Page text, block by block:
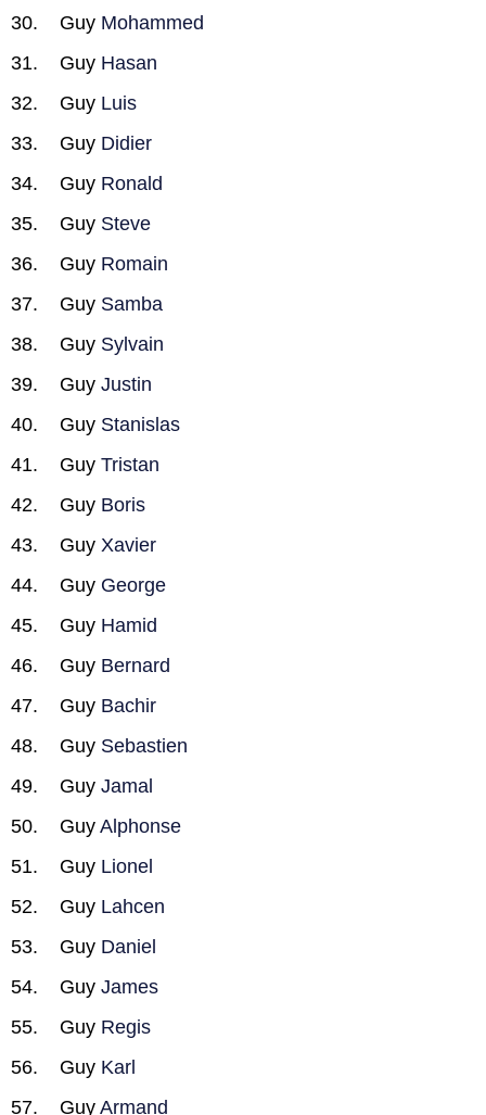
Guy Mohammed
Guy Hasan
Guy Luis
Guy Didier
Guy Ronald
Guy Steve
Guy Romain
Guy Samba
Guy Sylvain
Guy Justin
Guy Stanislas
Guy Tristan
Guy Boris
Guy Xavier
Guy George
Guy Hamid
Guy Bernard
Guy Bachir
Guy Sebastien
Guy Jamal
Guy Alphonse
Guy Lionel
Guy Lahcen
Guy Daniel
Guy James
Guy Regis
Guy Karl
Guy Armand